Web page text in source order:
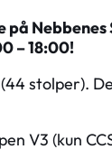
Nebbenes
– 18:00!
stolper).
V3 (kun